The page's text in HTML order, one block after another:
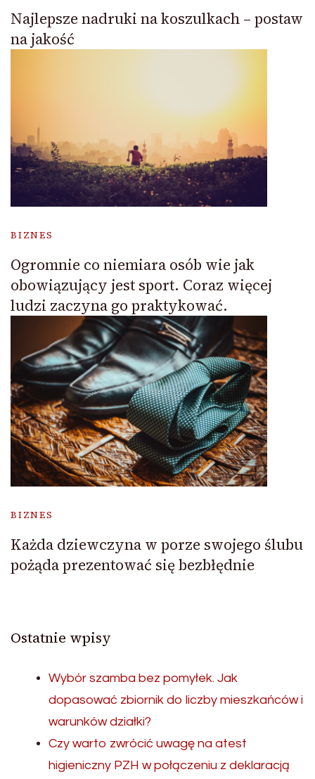
Najlepsze nadruki na koszulkach – postaw
na jakość
BIZNES
Ogromnie co niemiara osób wie jak
obowiązujący jest sport. Coraz więcej
ludzi zaczyna go praktykować.
BIZNES
Każda dziewczyna w porze swojego ślubu
pożąda prezentować się bezbłędnie
Ostatnie wpisy
Wybór szamba bez pomyłek. Jak
dopasować zbiornik do liczby mieszkańców i
warunków działki?
Czy warto zwrócić uwagę na atest
higieniczny PZH w połączeniu z deklaracją